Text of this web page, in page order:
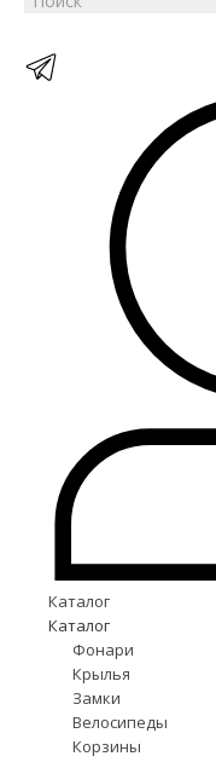
Каталог
Каталог
Фонари
Крылья
Замки
Велосипеды
Корзины